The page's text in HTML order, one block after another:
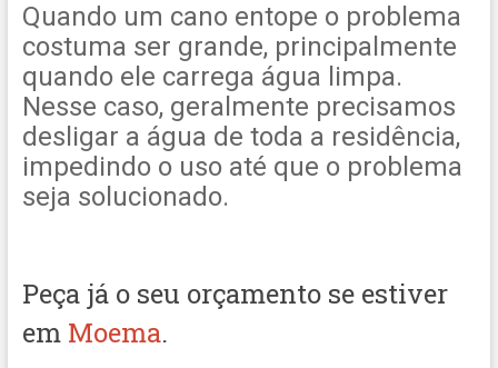
Quando um cano entope o problema
costuma ser grande, principalmente
quando ele carrega água limpa.
Nesse caso, geralmente precisamos
desligar a água de toda a residência,
impedindo o uso até que o problema
seja solucionado.
Peça já o seu orçamento se estiver
em Moema.